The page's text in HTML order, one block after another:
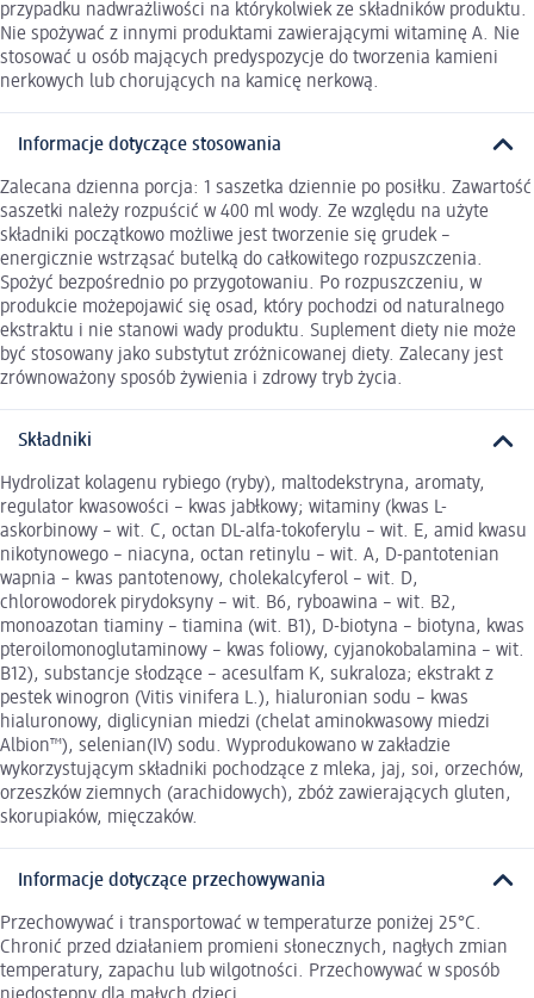
przypadku nadwrażliwości na którykolwiek ze składników produktu.
Nie spożywać z innymi produktami zawierającymi witaminę A. Nie
stosować u osób mających predyspozycje do tworzenia kamieni
nerkowych lub chorujących na kamicę nerkową.
Informacje dotyczące stosowania
Zalecana dzienna porcja: 1 saszetka dziennie po posiłku. Zawartość
saszetki należy rozpuścić w 400 ml wody. Ze względu na użyte
składniki początkowo możliwe jest tworzenie się grudek –
energicznie wstrząsać butelką do całkowitego rozpuszczenia.
Spożyć bezpośrednio po przygotowaniu. Po rozpuszczeniu, w
produkcie możepojawić się osad, który pochodzi od naturalnego
ekstraktu i nie stanowi wady produktu. Suplement diety nie może
być stosowany jako substytut zróżnicowanej diety. Zalecany jest
zrównoważony sposób żywienia i zdrowy tryb życia.
Składniki
Hydrolizat kolagenu rybiego (ryby), maltodekstryna, aromaty,
regulator kwasowości – kwas jabłkowy; witaminy (kwas L-
askorbinowy – wit. C, octan DL-alfa-tokoferylu – wit. E, amid kwasu
nikotynowego – niacyna, octan retinylu – wit. A, D-pantotenian
wapnia – kwas pantotenowy, cholekalcyferol – wit. D,
chlorowodorek pirydoksyny – wit. B6, ryboawina – wit. B2,
monoazotan tiaminy – tiamina (wit. B1), D-biotyna – biotyna, kwas
pteroilomonoglutaminowy – kwas foliowy, cyjanokobalamina – wit.
B12), substancje słodzące – acesulfam K, sukraloza; ekstrakt z
pestek winogron (Vitis vinifera L.), hialuronian sodu – kwas
hialuronowy, diglicynian miedzi (chelat aminokwasowy miedzi
Albion™), selenian(IV) sodu. Wyprodukowano w zakładzie
wykorzystującym składniki pochodzące z mleka, jaj, soi, orzechów,
orzeszków ziemnych (arachidowych), zbóż zawierających gluten,
skorupiaków, mięczaków.
Informacje dotyczące przechowywania
Przechowywać i transportować w temperaturze poniżej 25°C.
Chronić przed działaniem promieni słonecznych, nagłych zmian
temperatury, zapachu lub wilgotności. Przechowywać w sposób